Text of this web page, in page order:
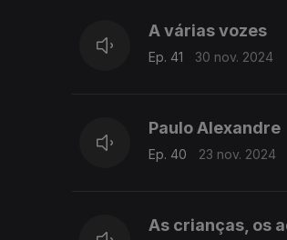
A várias vozes
Ep. 41 30 nov. 2024
Paulo Alexandre
Ep. 40 23 nov. 2024
As crianças, os